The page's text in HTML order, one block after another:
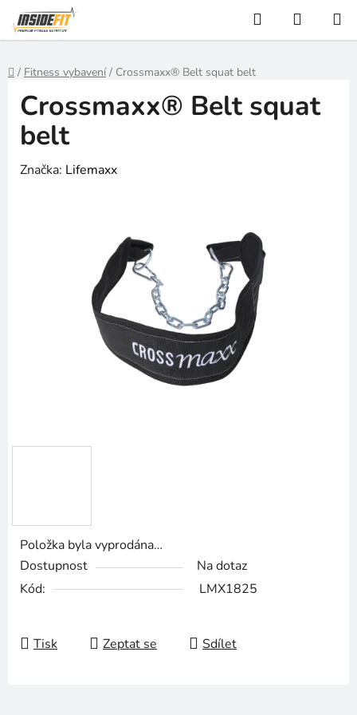
Přejít
na
obsah
Hledat
KOŠÍK
Domů
/ Fitness vybavení / Crossmaxx® Belt squat belt
Položka byla vyprodána…
Dostupnost
Na dotaz
Kód:
LMX1825
Tisk Zeptat se Sdílet
Crossmaxx® Belt squat
belt
Značka: Lifemaxx